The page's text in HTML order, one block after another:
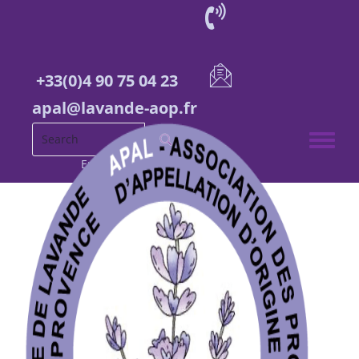
+33(0)4 90 75 04 23
apal@lavande-aop.fr
English French
Toggle